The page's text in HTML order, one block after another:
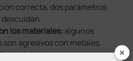
correcta, dos parámetros
descuidan.
los materiales: algunos
agresivos con metales,
delicadas.
×